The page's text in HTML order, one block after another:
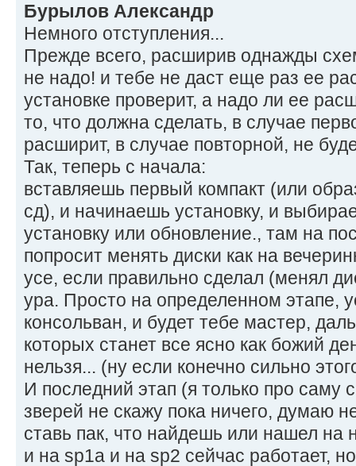
Бурылов Александр
Немного отступления...
Прежде всего, расширив однажды
не надо! и тебе не даст еще раз ее
установке проверит, а надо ли ее
то, что должна сделать, в случае
расширит, в случае повторной, не
Так, теперь с начала:
вставляешь первый компакт (или
сд), и начинаешь установку, и
установку или обновление., там на
попросит менять диски как на
усе, если правильно сделал (менял
ура. Просто на определенном этапе,
консольван, и будет тебе мастер,
которых станет все ясно как божий
нельзя... (ну если конечно сильно
И последний этап (я только про саму
зверей не скажу пока ничего, думаю
ставь пак, что найдешь или нашел на
и на sp1a и на sp2 сейчас работает,